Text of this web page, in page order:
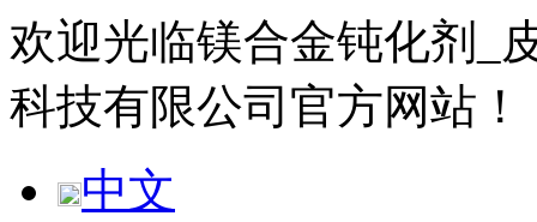
欢迎光临镁合金钝化剂_
科技有限公司官方网站！
中文